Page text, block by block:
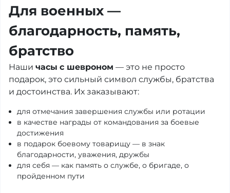
Для военных —
благодарность, память,
братство
Наши часы с шевроном — это не просто
подарок, это сильный символ службы, братства
и достоинства. Их заказывают:
для отмечания завершения службы или ротации
в качестве награды от командования за боевые
достижения
в подарок боевому товарищу — в знак
благодарности, уважения, дружбы
для себя — как память о службе, о бригаде, о
пройденном пути